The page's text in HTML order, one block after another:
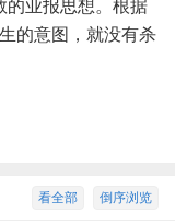
的业报思想。根据
的意图，就没有杀
倒序浏览
看全部